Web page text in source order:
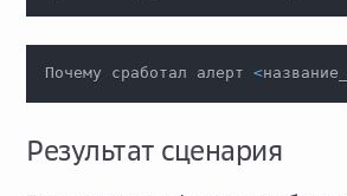
Почему сработал алерт <
Результат сценария